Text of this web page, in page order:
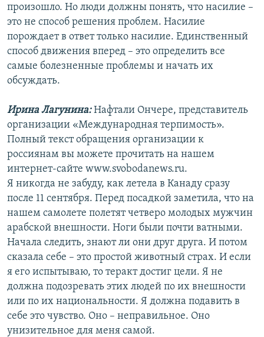
произошло. Но люди должны понять, что насилие –
это не способ решения проблем. Насилие
порождает в ответ только насилие. Единственный
способ движения вперед – это определить все
самые болезненные проблемы и начать их
обсуждать.
Ирина Лагунина:Нафтали Ончере, представитель
организации «Международная терпимость».
Полный текст обращения организации к
россиянам вы можете прочитать на нашем
интернет-сайте www.svobodanews.ru.
Я никогда не забуду, как летела в Канаду сразу
после 11 сентября. Перед посадкой заметила, что на
нашем самолете полетят четверо молодых мужчин
арабской внешности. Ноги были почти ватными.
Начала следить, знают ли они друг друга. И потом
сказала себе – это простой животный страх. И если
я его испытываю, то теракт достиг цели. Я не
должна подозревать этих людей по их внешности
или по их национальности. Я должна подавить в
себе это чувство. Оно – неправильное. Оно
унизительное для меня самой.